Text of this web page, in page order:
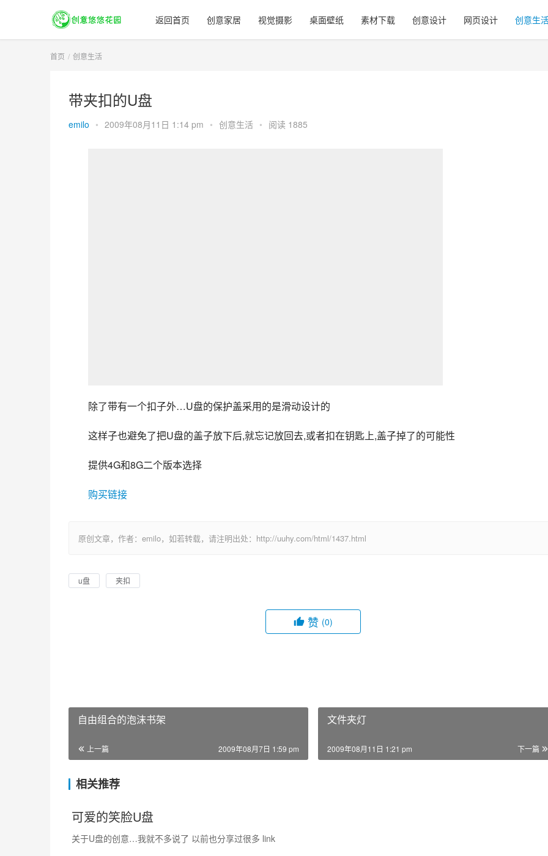
返回首页 创意家居 视觉摄影 桌面壁纸 素材下载 创意设计 网页设计 创意生
首页 创意生活
带夹扣的U盘
emilo • 2009年08月11日 1:14 pm • 创意生活 • 阅读 1885
除了带有一个扣子外…U盘的保护盖采用的是滑动设计的
这样子也避免了把U盘的盖子放下后,就忘记放回去,或者扣在钥匙上,盖子掉了的可能性
提供4G和8G二个版本选择
购买链接
原创文章，作者：emilo，如若转载，请注明出处：http://uuhy.com/html/1437.html
u盘 夹扣
赞 (0)
自由组合的泡沫书架
上一篇 2009年08月7日 1:59 pm
文件夹灯
下一篇
2009年08月11日 1:21 pm
相关推荐
可爱的笑脸U盘
关于U盘的创意…我就不多说了 以前也分享过很多 link